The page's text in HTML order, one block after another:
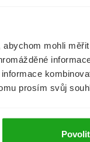
mohli
prosím svůj